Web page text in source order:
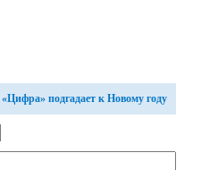
«Цифра» подгадает к Новому году